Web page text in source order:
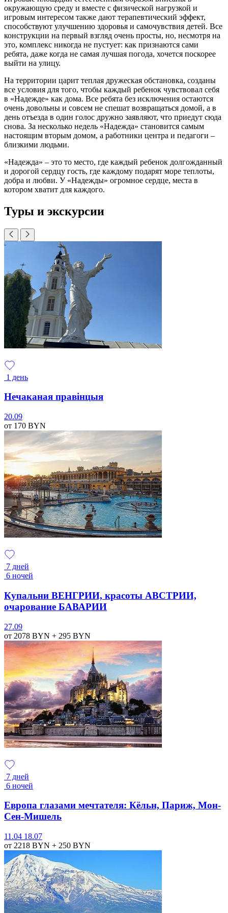
окружающую среду и вместе с физической нагрузкой и
игровым интересом также дают терапевтический эффект,
способствуют улучшению здоровья и самочувствия детей. Все
конструкции на первый взгляд очень просты, но, несмотря на
это, комплекс никогда не пустует: как признаются сами
ребята, даже когда не самая лучшая погода, хочется поскорее
выйти на улицу.
На территории царит теплая дружеская обстановка, созданы
все условия для того, чтобы каждый ребенок чувствовал себя
в «Надежде» как дома. Все ребята без исключения остаются
очень довольны и совсем не спешат возвращаться домой, а в
день отъезда в один голос дружно заявляют, что приедут сюда
снова. За несколько недель «Надежда» становится самым
настоящим вторым домом, а работники центра и педагоги –
близкими людьми.
«Надежда» – это то место, где каждый ребенок долгожданный
и дорогой сердцу гость, где каждому подарят море теплоты,
добра и любви. У «Надежды» огромное сердце, места в
котором хватит для каждого.
Туры и экскурсии
1 день
Нечаканая правінцыя
20.09
от 170 BYN
7 дней
6 ночей
Купальни ВЕНГРИИ, красоты АВСТРИИ,
очарование БАВАРИИ
27.09
от 2078 BYN + 295 BYN
7 дней
6 ночей
Европа глазами мечтателя: Кёльн, Париж, Мон-
Сен-Мишель
11.04 18.07
от 2218 BYN + 250 BYN